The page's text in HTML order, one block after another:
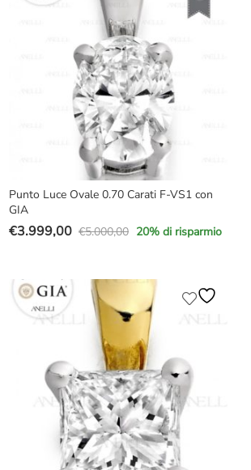
Punto Luce Ovale 0.70 Carati F-VS1 con
GIA
€5.000,00
Il
originale
era:
€5.000,00.
€3.999,00
Il
attuale
€3.999,00.
20% di risparmio